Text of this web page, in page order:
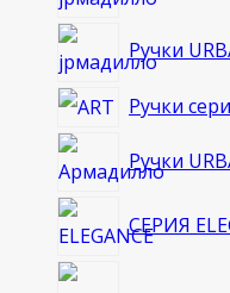
Ручки
Ручки
Ручки
СЕРИЯ